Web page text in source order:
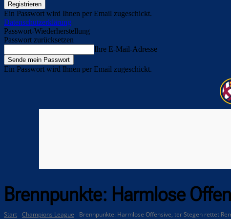
Ein Passwort wird Ihnen per Email zugeschickt.
Datenschutzerklärung
Passwort-Wiederherstellung
Passwort zurücksetzen
Ihre E-Mail-Adresse
Ein Passwort wird Ihnen per Email zugeschickt.
Brennpunkte: Harmlose
Start Champions League Brennpunkte: Harmlose Offensive, ter Stegen rettet